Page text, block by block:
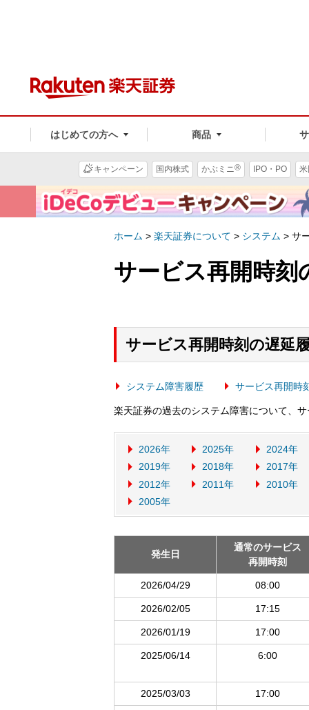
はじめての方へ 商品
キャンペーン 国内株式 かぶミニ® IPO・PO
ホーム > 楽天証券について > システム > サ
サービス再開時刻
サービス再開時刻の遅延
システム障害履歴 サービス再開時
楽天証券の過去のシステム障害について、
2026年 2025年
2024年
2019年
2018年
2017年
2012年
2011年
2010年
2005年
発生日
通常のサービス
再開時刻
2026/04/29 08:00
2026/02/05 17:15
2026/01/19 17:00
2025/06/14 6:00
2025/03/03 17:00